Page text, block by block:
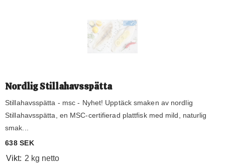
Nordlig Stillahavsspätta
Stillahavsspätta - msc - Nyhet! Upptäck smaken av nordlig
Stillahavsspätta, en MSC-certifierad plattfisk med mild, naturlig
smak...
Vikt: 2 kg netto